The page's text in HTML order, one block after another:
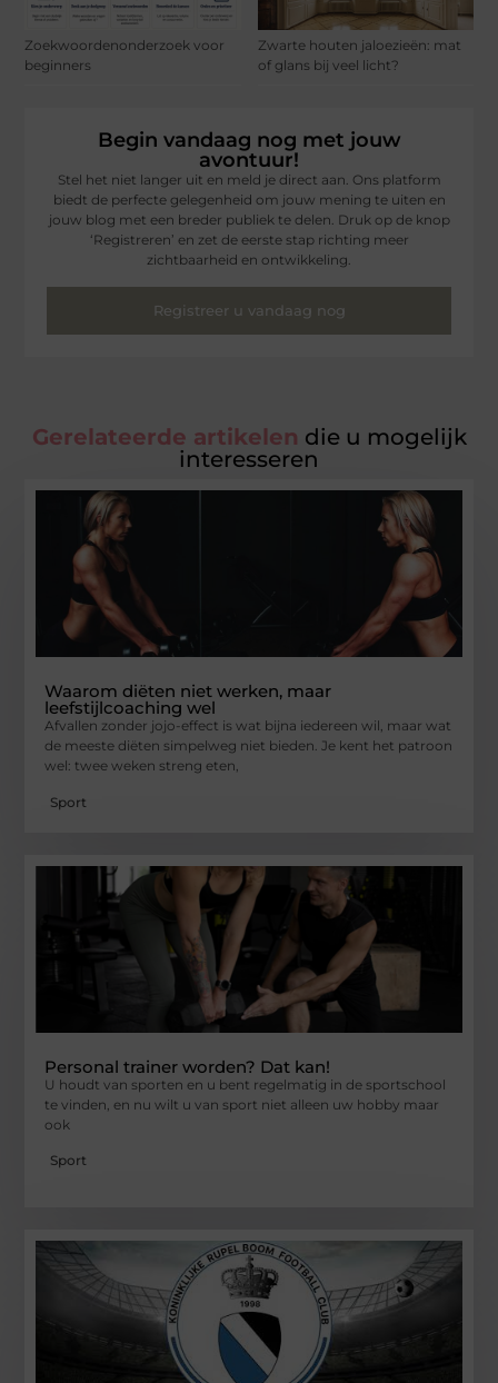
Zoekwoordenonderzoek voor
beginners
Zwarte houten jaloezieën: mat
of glans bij veel licht?
Begin vandaag nog met jouw
avontuur!
Stel het niet langer uit en meld je direct aan. Ons platform
biedt de perfecte gelegenheid om jouw mening te uiten en
jouw blog met een breder publiek te delen. Druk op de knop
‘Registreren’ en zet de eerste stap richting meer
zichtbaarheid en ontwikkeling.
Registreer u vandaag nog
Gerelateerde artikelen die u mogelijk
interesseren
Waarom diëten niet werken, maar
leefstijlcoaching wel
Afvallen zonder jojo-effect is wat bijna iedereen wil, maar wat
de meeste diëten simpelweg niet bieden. Je kent het patroon
wel: twee weken streng eten,
Sport
Personal trainer worden? Dat kan!
U houdt van sporten en u bent regelmatig in de sportschool
te vinden, en nu wilt u van sport niet alleen uw hobby maar
ook
Sport